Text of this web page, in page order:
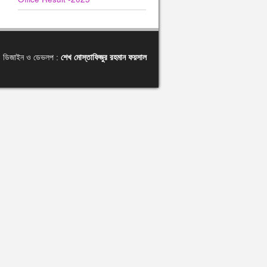
ডিজাইন ও ডেভলপ : শেখ মোস্তাফিজুর রহমান ফয়সাল